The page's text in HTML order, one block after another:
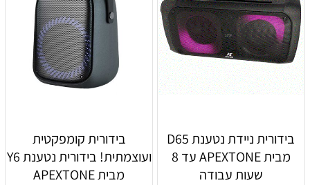
בידורית ניידת נטענת D65
מבית APEXTONE עד 8
שעות עבודה
בידורית קומפקטית
ועוצמתית! בידורית נטענת Y6
מבית APEXTONE